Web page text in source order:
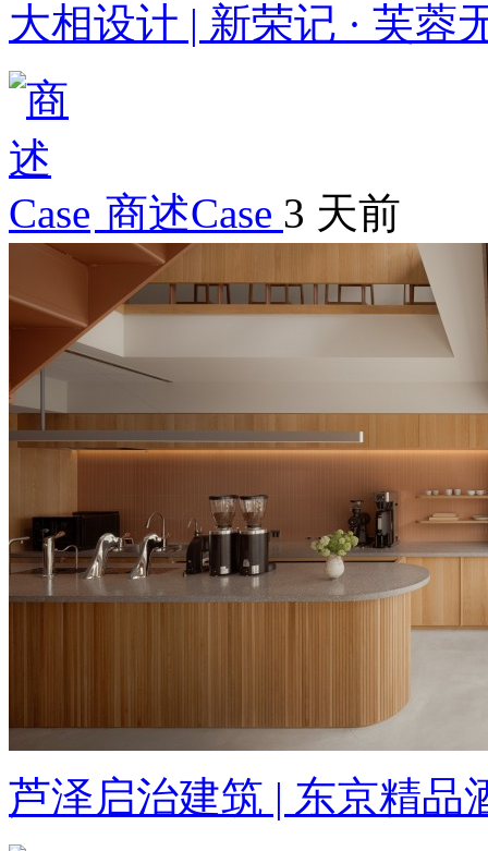
大相设计 | 新荣记 · 芙蓉
商述Case 3 天前
芦泽启治建筑 | 东京精品